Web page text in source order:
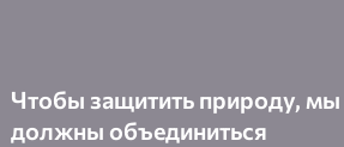
Чтобы защитить природу, мы
должны объединиться